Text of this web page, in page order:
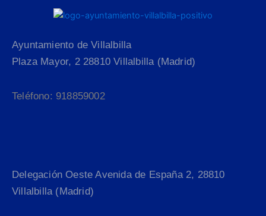
Ayuntamiento de Villalbilla
Plaza Mayor, 2 28810 Villalbilla (Madrid)
Teléfono: 918859002
Delegación Oeste Avenida de España 2, 28810
Villalbilla (Madrid)